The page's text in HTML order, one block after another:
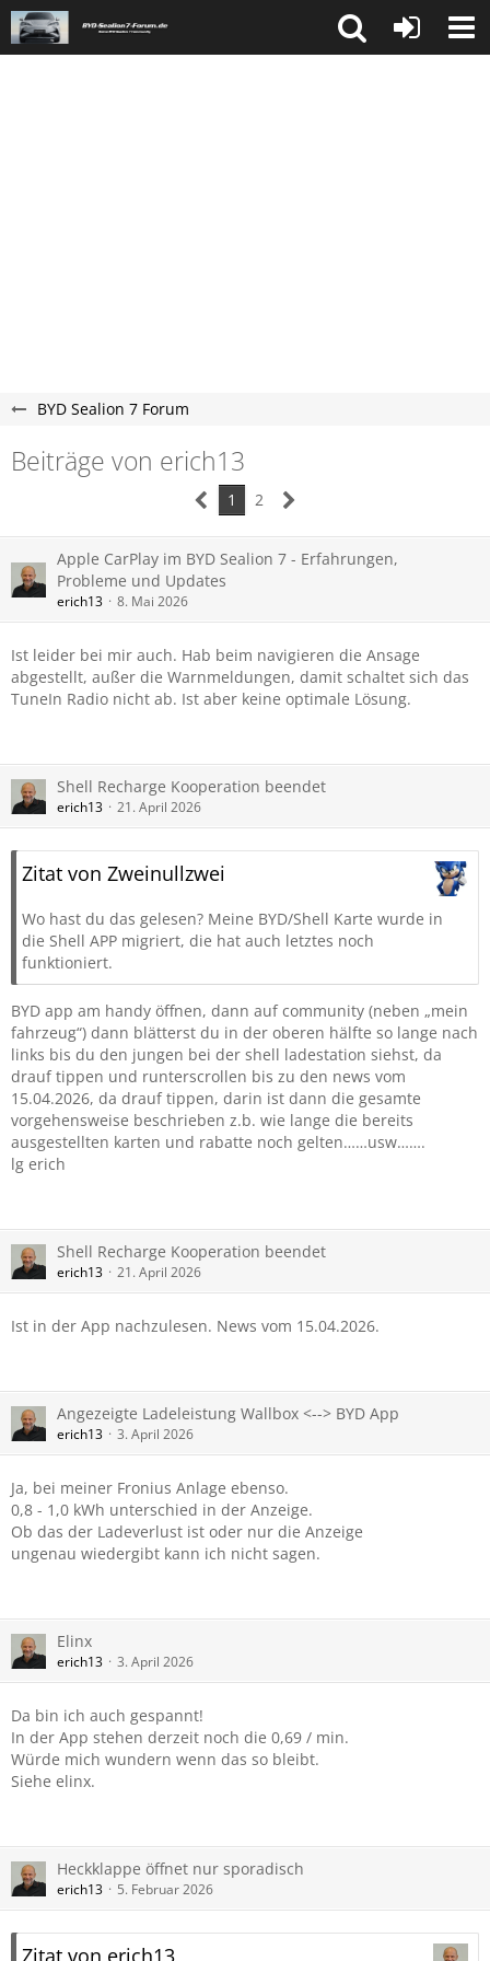
BYD Sealion 7 Forum
Beiträge von erich13
1 2
Apple CarPlay im BYD Sealion 7 - Erfahrungen,
Probleme und Updates
erich13 8. Mai 2026
Ist leider bei mir auch. Hab beim navigieren die Ansage
abgestellt, außer die Warnmeldungen, damit schaltet sich das
TuneIn Radio nicht ab. Ist aber keine optimale Lösung.
Shell Recharge Kooperation beendet
erich13 21. April 2026
Zitat von Zweinullzwei
Wo hast du das gelesen? Meine BYD/Shell Karte wurde in
die Shell APP migriert, die hat auch letztes noch
funktioniert.
BYD app am handy öffnen, dann auf community (neben „mein
fahrzeug“) dann blätterst du in der oberen hälfte so lange nach
links bis du den jungen bei der shell ladestation siehst, da
drauf tippen und runterscrollen bis zu den news vom
15.04.2026, da drauf tippen, darin ist dann die gesamte
vorgehensweise beschrieben z.b. wie lange die bereits
ausgestellten karten und rabatte noch gelten……usw…….
lg erich
Shell Recharge Kooperation beendet
erich13 21. April 2026
Ist in der App nachzulesen. News vom 15.04.2026.
Angezeigte Ladeleistung Wallbox <--> BYD App
erich13 3. April 2026
Ja, bei meiner Fronius Anlage ebenso.
0,8 - 1,0 kWh unterschied in der Anzeige.
Ob das der Ladeverlust ist oder nur die Anzeige
ungenau wiedergibt kann ich nicht sagen.
Elinx
erich13 3. April 2026
Da bin ich auch gespannt!
In der App stehen derzeit noch die 0,69 / min.
Würde mich wundern wenn das so bleibt.
Siehe elinx.
Heckklappe öffnet nur sporadisch
erich13 5. Februar 2026
Zitat von erich13